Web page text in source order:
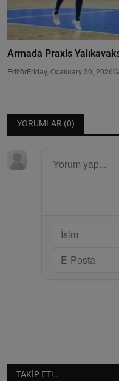
Armada Praxis
EditörFriday, Ocakuary 30, 2026
YORUMLAR (0)
TAKIP ET!..